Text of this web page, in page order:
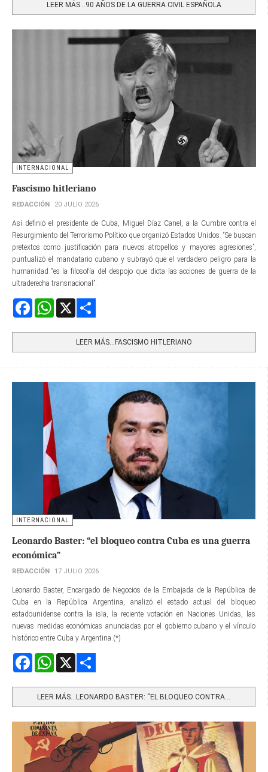
LEER MÁS…90 AÑOS DE LA GUERRA CIVIL ESPAÑOLA
INTERNACIONAL
Fascismo hitleriano
REDACCIÓN 20 JULIO 2026
Así definió el presidente de Cuba, Miguel Díaz Canel, a la Cumbre contra el
Resurgimiento del Terrorismo Político que organizó Estados Unidos. “Se buscan
pretextos como justificación para nuevos atropellos y mayores agresiones”,
puntualizó el mandatario cubano y subrayó que el verdadero peligro para la
humanidad “es la filosofía del despojo que dicta las acciones de guerra de la
ultraderecha transnacional”.
FacebookWhatsApp
LEER MÁS…FASCISMO HITLERIANO
INTERNACIONAL
Leonardo Baster: “el bloqueo contra Cuba es una guerra
económica”
REDACCIÓN 17 JULIO 2026
Leonardo Baster, Encargado de Negocios de la Embajada de la República de
Cuba en la República Argentina, analizó el estado actual del bloqueo
estadounidense contra la isla, la reciente votación en Naciones Unidas, las
nuevas medidas económicas anunciadas por el gobierno cubano y el vínculo
histórico entre Cuba y Argentina.(*)
FacebookWhatsApp
LEER MÁS…LEONARDO BASTER: “EL BLOQUEO CONTRA...